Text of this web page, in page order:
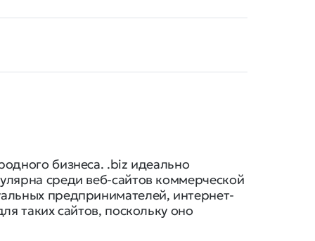
бизнеса. .biz идеально
среди веб-сайтов коммерческой
предпринимателей, интернет-
таких сайтов, поскольку оно